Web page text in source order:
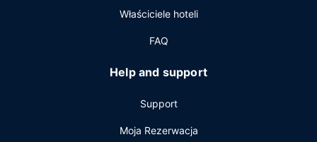
Właściciele hoteli
FAQ
Help and support
Support
Moja Rezerwacja